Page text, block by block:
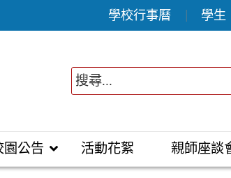
學校行事曆 學生
園公告 活動花絮 親師座談